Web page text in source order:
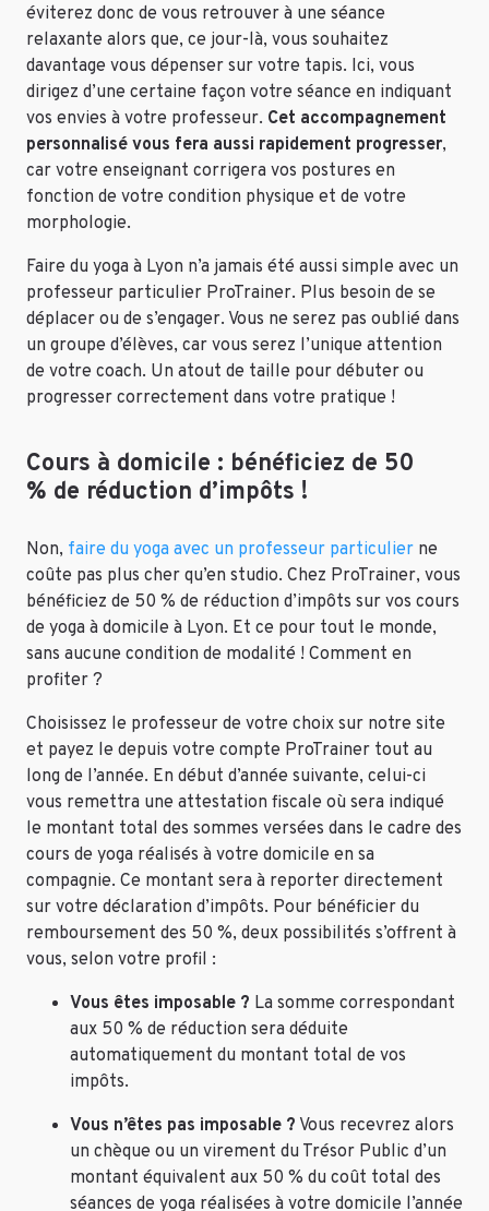
éviterez donc de vous retrouver à une séance
relaxante alors que, ce jour-là, vous souhaitez
davantage vous dépenser sur votre tapis. Ici, vous
dirigez d’une certaine façon votre séance en indiquant
vos envies à votre professeur. Cet accompagnement
personnalisé vous fera aussi rapidement progresser,
car votre enseignant corrigera vos postures en
fonction de votre condition physique et de votre
morphologie.
Faire du yoga à Lyon n’a jamais été aussi simple avec un
professeur particulier ProTrainer. Plus besoin de se
déplacer ou de s’engager. Vous ne serez pas oublié dans
un groupe d’élèves, car vous serez l’unique attention
de votre coach. Un atout de taille pour débuter ou
progresser correctement dans votre pratique !
Cours à domicile : bénéficiez de 50
% de réduction d’impôts !
Non, faire du yoga avec un professeur particulier ne
coûte pas plus cher qu’en studio. Chez ProTrainer, vous
bénéficiez de 50 % de réduction d’impôts sur vos cours
de yoga à domicile à Lyon. Et ce pour tout le monde,
sans aucune condition de modalité ! Comment en
profiter ?
Choisissez le professeur de votre choix sur notre site
et payez le depuis votre compte ProTrainer tout au
long de l’année. En début d’année suivante, celui-ci
vous remettra une attestation fiscale où sera indiqué
le montant total des sommes versées dans le cadre des
cours de yoga réalisés à votre domicile en sa
compagnie. Ce montant sera à reporter directement
sur votre déclaration d’impôts. Pour bénéficier du
remboursement des 50 %, deux possibilités s’offrent à
vous, selon votre profil :
Vous êtes imposable ? La somme correspondant
aux 50 % de réduction sera déduite
automatiquement du montant total de vos
impôts.
Vous n’êtes pas imposable ? Vous recevrez alors
un chèque ou un virement du Trésor Public d’un
montant équivalent aux 50 % du coût total des
séances de yoga réalisées à votre domicile l’année